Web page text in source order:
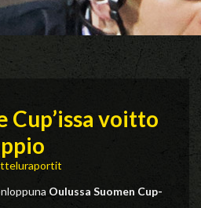
Cup’issa voitto
Oulussa Suomen Cup-